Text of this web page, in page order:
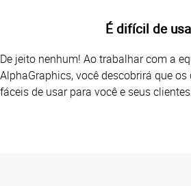
É difícil de
De jeito nenhum! Ao trabalhar com a
AlphaGraphics, você descobrirá que
fáceis de usar para você e seus